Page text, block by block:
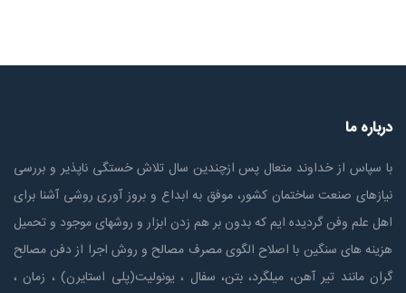
درباره ما
با سپاس از خداوند متعال پس ازچندين سال تلاش خستگی ناپذير و بررسی
نیازهای صنعت ساختمان كشور، موفق به ابداع و بروز آوری روشی آشنا برای
اهل علم وفن گردیده ایم که بدون بر هم زدن ابزار و روشهای موجود و تحمیل
هزینه های سنگین با اصلاح الگوی مصرف مصالح و روش اجرا از دفن مصالح
گران مانند تیر آهن، میلگرد، بتن، سفال ، یونولیت(پلی استايرن) ، زمان ،